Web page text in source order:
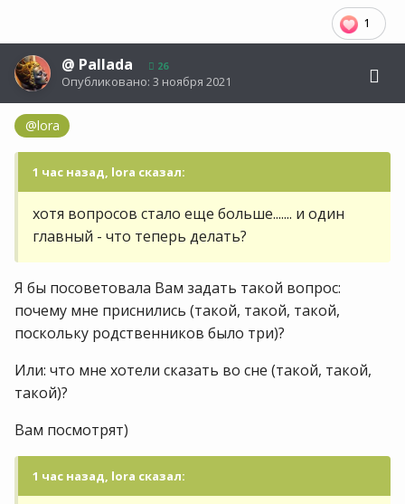
1
@ Pallada 26
Опубликовано: 3 ноября 2021
@lora
1 час назад, lora сказал:
хотя вопросов стало еще больше....... и один
главный - что теперь делать?
Я бы посоветовала Вам задать такой вопрос:
почему мне приснились (такой, такой, такой,
поскольку родственников было три)?
Или: что мне хотели сказать во сне (такой, такой,
такой)?
Вам посмотрят)
1 час назад, lora сказал: